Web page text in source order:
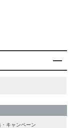
・キャンペーン